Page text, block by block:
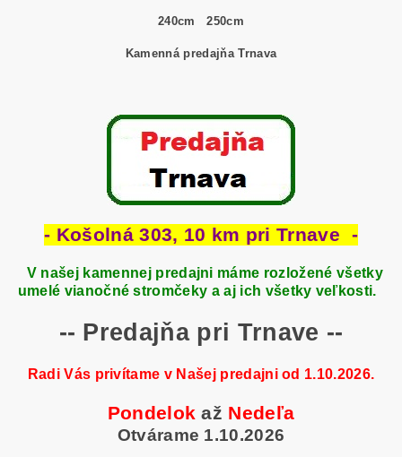
240cm 250cm
Kamenná predajňa Trnava
- Košolná 303, 10 km pri Trnave -
V našej kamennej predajni máme rozložené všetky
umelé vianočné stromčeky a aj ich všetky veľkosti.
-- Predajňa pri Trnave --
Radi Vás privítame v Našej predajni od 1.10.2026.
Pondelok až Nedeľa
Otvárame 1.10.2026